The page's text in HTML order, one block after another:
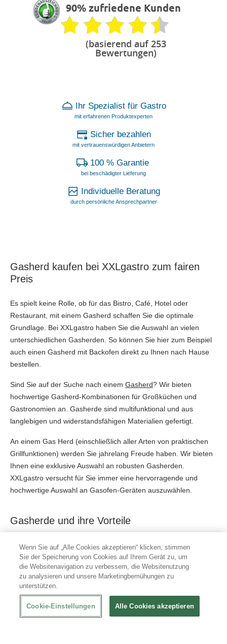
90% zufriedene Kunden
(basierend auf 253
Bewertungen)
Ihr Spezialist für Gastro
mit erfahrenen Produktexperten
Sicher bezahlen
mit vertrauenswürdigen Anbietern
100 % Garantie
bei beschädigter Lieferung
Individuelle Beratung
durch persönliche Ansprechpartner
Gasherd kaufen bei XXLgastro zum fairen
Preis
Es spielt keine Rolle, ob für das Bistro, Café, Hotel oder
Restaurant, mit einem Gasherd schaffen Sie die optimale
Grundlage. Bei XXLgastro haben Sie die Auswahl an vielen
unterschiedlichen Gasherden. So können Sie hier zum Beispiel
auch einen Gasherd mit Backofen direkt zu Ihnen nach Hause
bestellen.
Sind Sie auf der Suche nach einem Gasherd? Wir bieten
hochwertige Gasherd-Kombinationen für Großküchen und
Gastronomien an. Gasherde sind multifunktional und aus
langlebigen und widerstandsfähigen Materialien gefertigt.
An einem Gas Herd (einschließlich aller Arten von praktischen
Grillfunktionen) werden Sie jahrelang Freude haben. Wir bieten
Ihnen eine exklusive Auswahl an robusten Gasherden.
XXLgastro versucht für Sie immer eine hervorragende und
hochwertige Auswahl an Gasofen-Geräten auszuwählen.
Gasherde und ihre Vorteile
Es gibt mehrere Gründe, warum Spitzenköche ausschließlich
mit Gasherden kochen. In den meisten bekannten
Restaurantküchen befinden sich ebenfalls ausschließlich
Gasherde in der Küche. Wir haben für Sie die Vorteile der
Gasherde zusammengefasst:
Gasherde sind langlebig, robust und auch weniger
Wenn Sie auf „Alle Cookies akzeptieren“ klicken, stimmen
Sie der Speicherung von Cookies auf Ihrem Gerät zu, um
die Websitenavigation zu verbessern, die Websitenutzung
zu analysieren und unsere Marketingbemühungen zu
unterstützen.
Cookie-Einstellungen Alle Cookies akzeptieren